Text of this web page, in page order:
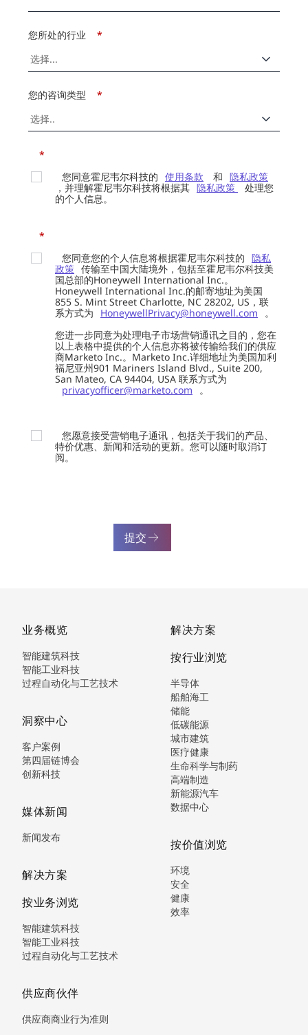
*
您所处的行业
*
您的咨询类型
*
您同意霍尼韦尔科技的 使用条款 和 隐私政策
，并理解霍尼韦尔科技将根据其 隐私政策
处理您
的个人信息。
*
您同意您的个人信息将根据霍尼韦尔科技的 隐私
政策 传输至中国大陆境外，包括至霍尼韦尔科技美
国总部的Honeywell International Inc.。
Honeywell International Inc.的邮寄地址为美国
855 S. Mint Street Charlotte, NC 28202, US，联
系方式为
HoneywellPrivacy@honeywell.com
。
您进一步同意为处理电子市场营销通讯之目的，您在
以上表格中提供的个人信息亦将被传输给我们的供应
商Marketo Inc.。Marketo Inc.详细地址为美国加利
福尼亚州901 Mariners Island Blvd., Suite 200,
San Mateo, CA 94404, USA 联系方式为
privacyofficer@marketo.com
。
您愿意接受营销电子通讯，包括关于我们的产品、
特价优惠、新闻和活动的更新。您可以随时取消订
阅。
提交
业务概览
智能建筑科技
智能工业科技
过程自动化与工艺技术
洞察中心
客户案例
第四届链博会
创新科技
媒体新闻
新闻发布
解决方案
按业务浏览
智能建筑科技
智能工业科技
过程自动化与工艺技术
供应商伙伴
供应商商业行为准则
解决方案
按行业浏览
半导体
船舶海工
储能
低碳能源
城市建筑
医疗健康
生命科学与制药
高端制造
新能源汽车
数据中心
按价值浏览
环境
安全
健康
效率